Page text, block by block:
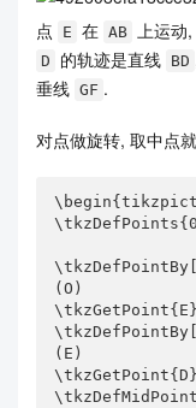
点 E 在 AB 上运
D 的轨迹是直线 BD
垂线 GF .
对点做旋转, 取中点
(O)
\tkzGetPoint{E}
(E)
\tkzGetPoint{D}